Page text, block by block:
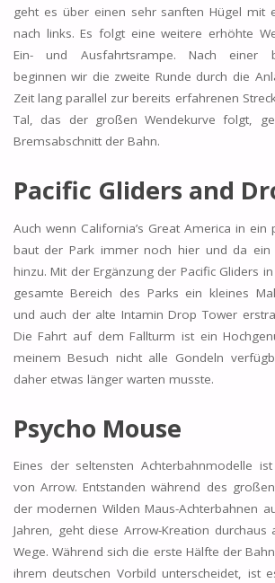
geht es über einen sehr sanften Hügel mit
nach links. Es folgt eine weitere erhöhte
Ein- und Ausfahrtsrampe. Nach einer
beginnen wir die zweite Runde durch die
Zeit lang parallel zur bereits erfahrenen
Tal, das der großen Wendekurve folgt,
Bremsabschnitt der Bahn.
Pacific Gliders and
Auch wenn California’s Great America in ein
baut der Park immer noch hier und da ein
hinzu. Mit der Ergänzung der Pacific Gliders
gesamte Bereich des Parks ein kleines
und auch der alte Intamin Drop Tower
Die Fahrt auf dem Fallturm ist ein
meinem Besuch nicht alle Gondeln
daher etwas länger warten musste.
Psycho Mouse
Eines der seltensten Achterbahnmodelle
von Arrow. Entstanden während des
der modernen Wilden Maus-Achterbahnen
Jahren, geht diese Arrow-Kreation durchaus
Wege. Während sich die erste Hälfte der
ihrem deutschen Vorbild unterscheidet, ist